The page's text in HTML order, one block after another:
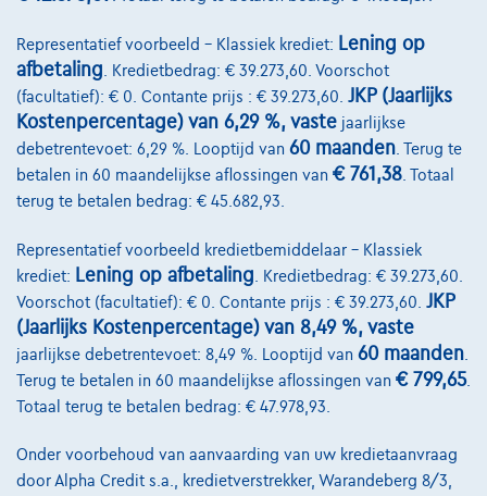
Vergelijk
Bekijk wagen
Mercedes-Benz E 300
Representatief voorbeeld – Klassiek krediet: Lening op
afbetaling . Kredietbedrag: € 39.273,60. Voorschot
(facultatief): € 0. Contante prijs : € 39.273,60. JKP (Jaarlijks
Kostenpercentage) van 6,29 %, vaste jaarlijkse
debetrentevoet: 6,29 %. Looptijd van 60 maanden . Terug te
betalen in 60 maandelijkse aflossingen van € 761,38 . Totaal
terug te betalen bedrag: € 45.682,93.
Representatief voorbeeld kredietbemiddelaar – Klassiek
krediet: Lening op afbetaling . Kredietbedrag: € 39.273,60.
Voorschot (facultatief): € 0. Contante prijs : € 39.273,60. JKP
(Jaarlijks Kostenpercentage) van 8,49 %, vaste
jaarlijkse debetrentevoet: 8,49 %. Looptijd van 60 maanden
Terug te betalen in 60 maandelijkse aflossingen van € 799,65.
Totaal terug te betalen bedrag: € 47.978,93.
Onder voorbehoud van aanvaarding van uw kredietaanvraag
door Alpha Credit s.a., kredietverstrekker, Warandeberg 8/3,